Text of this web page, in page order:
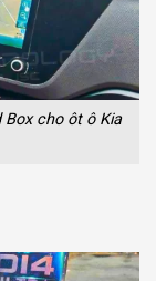
cho ôt ô Kia